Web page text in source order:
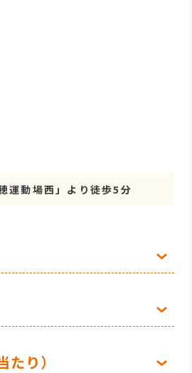
運動場西」より徒歩5分
り）